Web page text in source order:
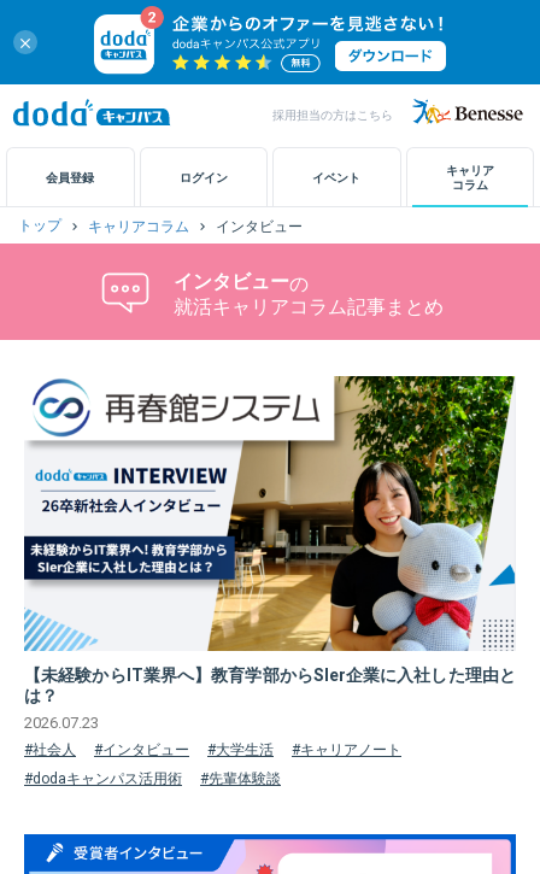
close
会員登録 ログイン イベント
キャリア
コラム
採用担当の方はこちら
キャリアノート
アカウント設定
お問い合わせ
トップ キャリアコラム インタビュー
インタビューの
就活キャリアコラム記事まとめ
【未経験からIT業界へ】教育学部からSIer企業に入社した理由と
は？
2026.07.23
#社会人 #インタビュー #大学生活
#キャリアノート
#dodaキャンパス活用術
#先輩体験談